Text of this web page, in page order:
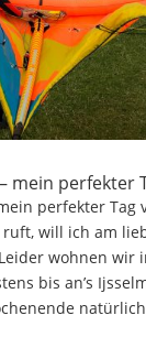
mein perfekter
perfekter Tag
will ich am
wohnen wir
bis an’s